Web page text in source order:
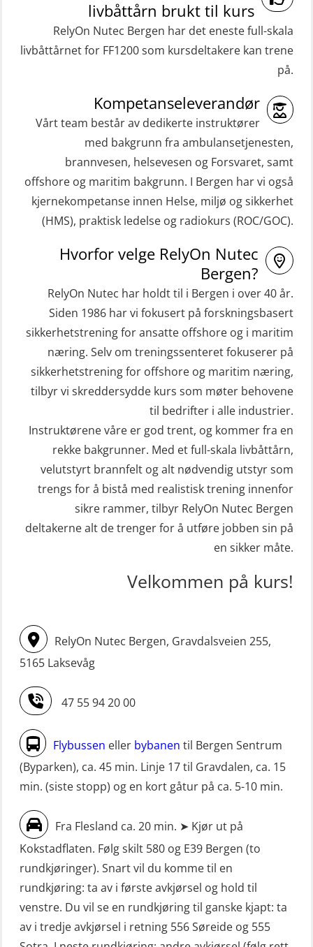
Gass kurs H2S (OSP105)
Grunnleggende sikkerhetskurs –
beredskapspersonell med E-læring
(OBSBLE044)
HLO/MOB/Søk- og Redningslag
kombinasjon – repetisjon (OSC1162)
HLO/Søk & Redningslag kombinasjon
– repetisjon (OSC1161)
Pustelunge (OSE1251)
Helikopterevakuering med HABD,
inkl. Brannslukking og Førstehjelp-
sivile mannskaper (FSC119)
Helikopterevakuering med HABD,
inkl. brannslukning (FSC121)
Hjertestarter brukerkurs (OFA107)
Kombi Søk og Redningslag og HLO
repetisjonskurs med e-læring
(ABSBLE010)
Kondisjonstest (OSC151)
Ledertrening i beredskap og
krisehåndtering for plattformsjefer
Livbåtfører FF1200 repetisjon
Livbåtfører FF1200 repetisjon
simulator (OSE161)
Livbåtfører Sliskelivbåt grunnkurs
m/E-læring (OSEBLE006)
Livbåtfører fritt fall FF48 repetisjon
(OSE1471)
Livbåtfører grunnkurs m/E-læring
Livbåtfører grunnkurs m/E-læring
FF1200 simulator (OSEBLE007)
Livbåtfører grunnkurs m/E-læring
FF48 og FF1000D (OSEBLE004)
Livbåtfører grunnkurs m/E-læring
t (MFA107)
ROC sertifikat grunnleggende
ROC sertifikat repetisjon (GMDSS)
(ORC103)
STCW Grunnkurs Redningsfarkoster
(MBSBLE022)
STCW Hurtiggående mann over bord
båt (HMOB) (MSE100)
båt (HMOB) oppdatering (MSE1001)
STCW Livbåtfører redningsfarkoster
32 t (MSE1031)
STCW Mann-Over-Bord
(hurtiggående) 32 t m/mørkekjøring
(MSE112)
STCW Redningsfarkost oppdatering
sliskebåt (MSE116)
STCW Sikkerhetsopplæring for
sjøfolk på mindre skip med eLearning
(MBSBLE003)
STCW oppdatering Livbåtfører
redningsfarkoster 8 t – konvensjonell
STCW oppdatering Mann-Over-Bord
(MSE113)
STCW oppgradering for
dekksoffiserer uten fartstid 66 t
(MBS124)
STCW oppgradering for
maskinoffiserer uten fartstid 66 t
(MBS125)
Sikkerhetskurs for ansatte på
oppdrettsanlegg (LBS100)
Sjøfolk med særskilte sikringsplikter
(MBS1191)
Ulykkesgransking – Webinar (LSP103)
VHF / SRC 2 dager (ORC104)
Videregående sikkerhetsopplæring
livbåttårn brukt til kurs
RelyOn Nutec Bergen har det eneste full-skala
livbåttårnet for FF1200 som kursdeltakere kan trene
på.
Kompetanseleverandør
Vårt team består av dedikerte instruktører
med bakgrunn fra ambulansetjenesten,
brannvesen, helsevesen og Forsvaret, samt
offshore og maritim bakgrunn. I Bergen har vi også
kjernekompetanse innen Helse, miljø og sikkerhet
(HMS), praktisk ledelse og radiokurs (ROC/GOC).
Hvorfor velge RelyOn Nutec
Bergen?
RelyOn Nutec har holdt til i Bergen i over 40 år.
Siden 1986 har vi fokusert på forskningsbasert
sikkerhetstrening for ansatte offshore og i maritim
næring. Selv om treningssenteret fokuserer på
sikkerhetstrening for offshore og maritim næring,
tilbyr vi skreddersydde kurs som møter behovene
til bedrifter i alle industrier.
Instruktørene våre er god trent, og kommer fra en
rekke bakgrunner. Med et full-skala livbåttårn,
velutstyrt brannfelt og alt nødvendig utstyr som
trengs for å bistå med realistisk trening innenfor
sikre rammer, tilbyr RelyOn Nutec Bergen
deltakerne alt de trenger for å utføre jobben sin på
en sikker måte.
Velkommen på kurs!
RelyOn Nutec Bergen, Gravdalsveien 255,
5165 Laksevåg
47 55 94 20 00
Flybussen eller bybanen til Bergen Sentrum
(Byparken), ca. 45 min. Linje 17 til Gravdalen, ca. 15
min. (siste stopp) og en kort gåtur på ca. 5-10 min.
Fra Flesland ca. 20 min. ➤ Kjør ut på
Kokstadflaten. Følg skilt 580 og E39 Bergen (to
rundkjøringer). Snart vil du komme til en
rundkjøring: ta av i første avkjørsel og hold til
venstre. Du vil se en rundkjøring til ganske kjapt: ta
av i tredje avkjørsel i retning 556 Søreide og 555